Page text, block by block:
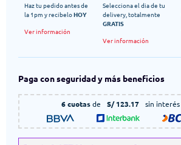
Haz tu pedido antes de
la 1pm y recibeloHOY
Ver información
Selecciona el dia de tu
delivery, totalmente
GRATIS
Ver información
Paga con seguridad y más beneficios
6 cuotasde S/ 123.17 sin interés